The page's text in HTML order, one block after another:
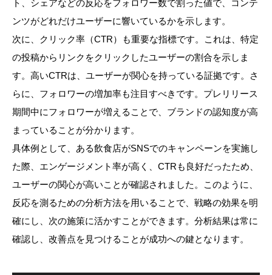
ト、シェアなどの反応をフォロワー数で割った値で、コンテ
ンツがどれだけユーザーに響いているかを示します。
次に、クリック率（CTR）も重要な指標です。これは、特定
の投稿からリンクをクリックしたユーザーの割合を示しま
す。高いCTRは、ユーザーが関心を持っている証拠です。さ
らに、フォロワーの増加率も注目すべきです。プレリリース
期間中にフォロワーが増えることで、ブランドの認知度が高
まっていることが分かります。
具体例として、ある飲食店がSNSでのキャンペーンを実施し
た際、エンゲージメント率が高く、CTRも良好だったため、
ユーザーの関心が高いことが確認されました。このように、
反応を測るための分析方法を用いることで、戦略の効果を明
確にし、次の施策に活かすことができます。分析結果は常に
確認し、改善点を見つけることが成功への鍵となります。